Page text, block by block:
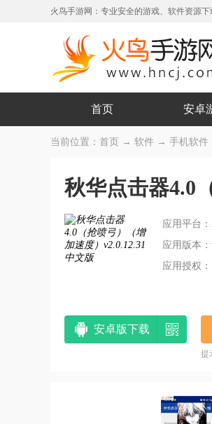
火鸟手游网：专业安全的游戏、软件资源下
首页 安卓
当前位置： 首页 → 软件 → 手机软件
秋华点击器4.0
应用平台
应用版本
应用授权
安卓版下载
提